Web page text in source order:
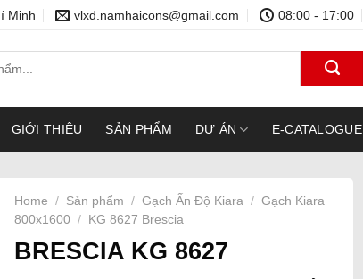
Minh vlxd.namhaicons@gmail.com 08:00 - 17:00
GIỚI THIỆU SẢN PHẨM DỰ ÁN E-CATALOGUE
Home / Sản phẩm / Gạch Ấn Độ Kiara / Gạch Kiara
800x1600
/ KG 8627 Brescia
BRESCIA KG 8627